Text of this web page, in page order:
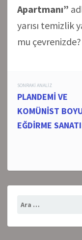
Apartmanı”
yarısı temizlik
mu çevrenizde?
Post
SONRAKI ANALIZ
PLANDEMİ VE
KOMÜNİST
EĞDİRME SANATI